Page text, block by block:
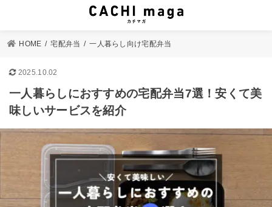
HOME 宅配弁当 一人暮らし向け宅配弁当
2025.10.02
一人暮らしにおすすめの宅配弁当7選！安くて美
味しいサービスを紹介